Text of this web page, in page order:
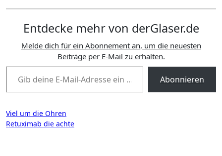
Entdecke mehr von derGlaser.de
Melde dich für ein Abonnement an, um die neuesten
Beiträge per E-Mail zu erhalten.
Gib deine E-Mail-Adresse ein ...
Abonnieren
Beitragsnavigation
Viel um die Ohren
Retuximab die achte